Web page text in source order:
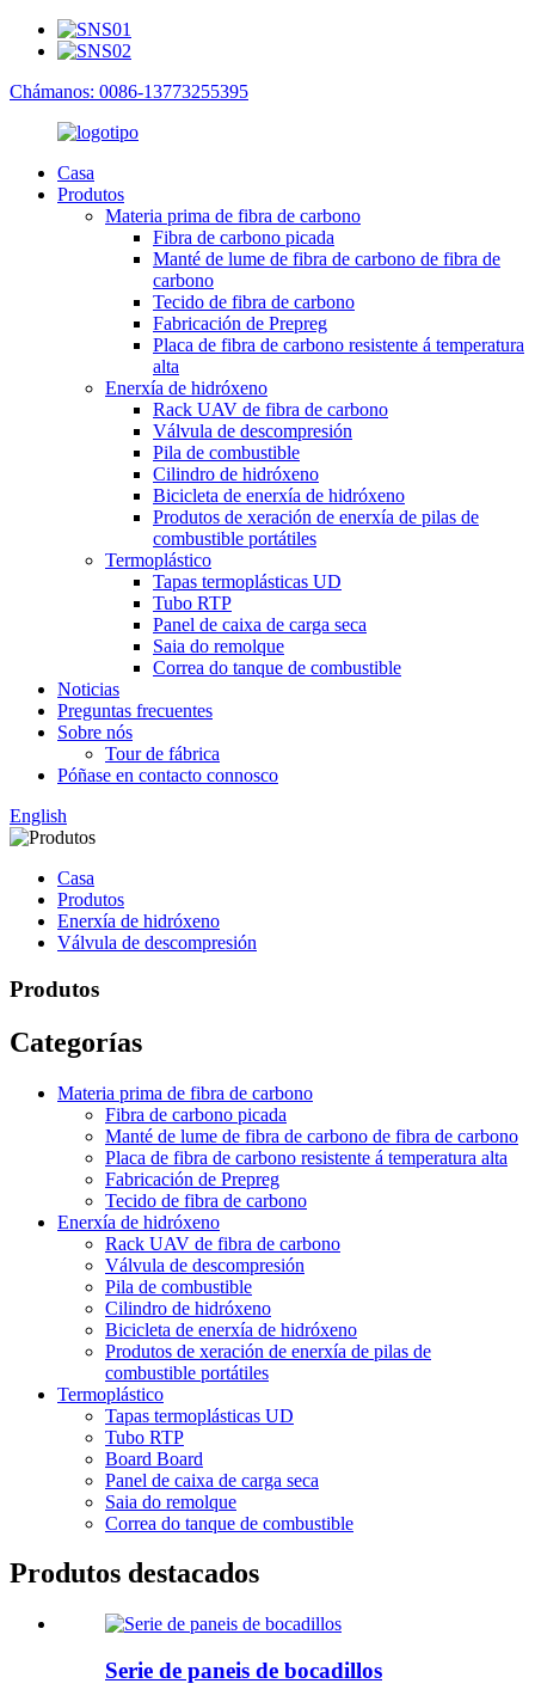
Chámanos: 0086-13773255395
Casa
Produtos
Materia prima de fibra de carbono
Fibra de carbono picada
Manté de lume de fibra de carbono de fibra de
carbono
Tecido de fibra de carbono
Fabricación de Prepreg
Placa de fibra de carbono resistente á temperatura
alta
Enerxía de hidróxeno
Rack UAV de fibra de carbono
Válvula de descompresión
Pila de combustible
Cilindro de hidróxeno
Bicicleta de enerxía de hidróxeno
Produtos de xeración de enerxía de pilas de
combustible portátiles
Termoplástico
Tapas termoplásticas UD
Tubo RTP
Panel de caixa de carga seca
Saia do remolque
Correa do tanque de combustible
Noticias
Preguntas frecuentes
Sobre nós
Tour de fábrica
Póñase en contacto connosco
English
Casa
Produtos
Enerxía de hidróxeno
Válvula de descompresión
Produtos
Categorías
Materia prima de fibra de carbono
Fibra de carbono picada
Manté de lume de fibra de carbono de fibra de carbono
Placa de fibra de carbono resistente á temperatura alta
Fabricación de Prepreg
Tecido de fibra de carbono
Enerxía de hidróxeno
Rack UAV de fibra de carbono
Válvula de descompresión
Pila de combustible
Cilindro de hidróxeno
Bicicleta de enerxía de hidróxeno
Produtos de xeración de enerxía de pilas de
combustible portátiles
Termoplástico
Tapas termoplásticas UD
Tubo RTP
Board Board
Panel de caixa de carga seca
Saia do remolque
Correa do tanque de combustible
Produtos destacados
Serie de paneis de bocadillos